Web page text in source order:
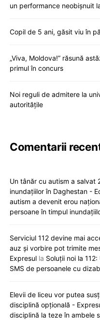
un performance neobișnuit
Copil de 5 ani, găsit viu în
„Viva, Moldova!” răsună
primul în concurs
Noi reguli de admitere la
autoritățile
Comentarii
Un tânăr cu autism a salvat
inundațiilor în Daghestan -
autism a devenit erou
persoane în timpul
Serviciul 112 devine mai
auz și vorbire pot trimite
Expresul la Soluții noi la
SMS de persoanele cu
Elevii de liceu vor putea
disciplină opțională -
disciplină la teze în ambele